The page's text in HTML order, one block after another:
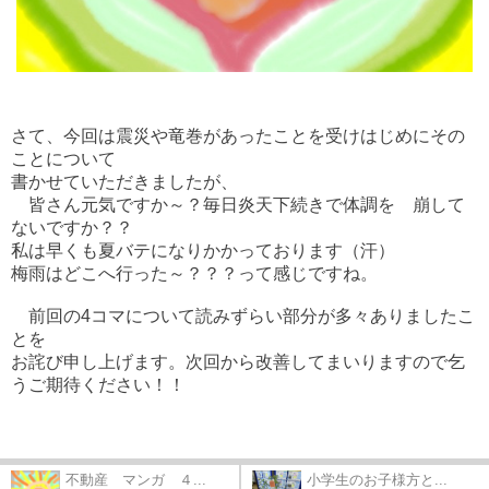
さて、今回は震災や竜巻があったことを受けはじめにその
ことについて
書かせていただきましたが、
皆さん元気ですか～？毎日炎天下続きで体調を 崩して
ないですか？？
私は早くも夏バテになりかかっております（汗）
梅雨はどこへ行った～？？？って感じですね。
前回の4コマについて読みずらい部分が多々ありましたこ
とを
お詫び申し上げます。次回から改善してまいりますので乞
うご期待ください！！
不動産 マンガ ４... 小学生のお子様方と...